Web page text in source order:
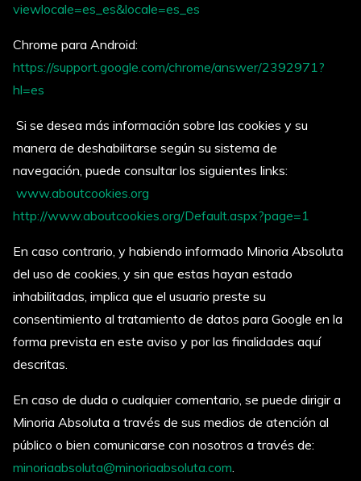
viewlocale=es_es&locale=es_es
Chrome para Android:
https://support.google.com/chrome/answer/2392971?
hl=es
Si se desea más información sobre las cookies y su
manera de deshabilitarse según su sistema de
navegación, puede consultar los siguientes links:
www.aboutcookies.org
http://www.aboutcookies.org/Default.aspx?page=1
En caso contrario, y habiendo informado Minoria Absoluta
del uso de cookies, y sin que estas hayan estado
inhabilitadas, implica que el usuario preste su
consentimiento al tratamiento de datos para Google en la
forma prevista en este aviso y por las finalidades aquí
descritas.
En caso de duda o cualquier comentario, se puede dirigir a
Minoria Absoluta a través de sus medios de atención al
público o bien comunicarse con nosotros a través de:
minoriaabsoluta@minoriaabsoluta.com.